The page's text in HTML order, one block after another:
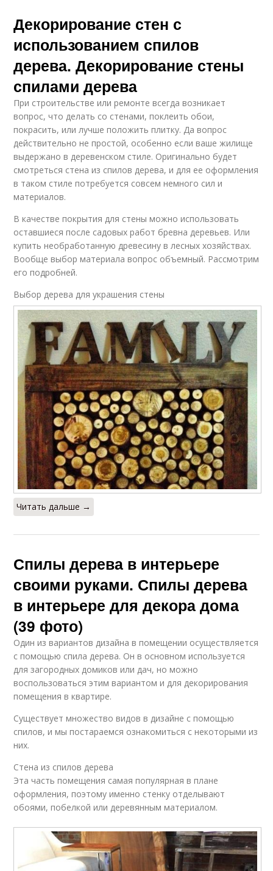
Декорирование стен с
использованием спилов
дерева. Декорирование стены
спилами дерева
При строительстве или ремонте всегда возникает
вопрос, что делать со стенами, поклеить обои,
покрасить, или лучше положить плитку. Да вопрос
действительно не простой, особенно если ваше жилище
выдержано в деревенском стиле. Оригинально будет
смотреться стена из спилов дерева, и для ее оформления
в таком стиле потребуется совсем немного сил и
материалов.
В качестве покрытия для стены можно использовать
оставшиеся после садовых работ бревна деревьев. Или
купить необработанную древесину в лесных хозяйствах.
Вообще выбор материала вопрос объемный. Рассмотрим
его подробней.
Выбор дерева для украшения стены
Читать дальше →
Спилы дерева в интерьере
своими руками. Спилы дерева
в интерьере для декора дома
(39 фото)
Один из вариантов дизайна в помещении осуществляется
с помощью спила дерева. Он в основном используется
для загородных домиков или дач, но можно
воспользоваться этим вариантом и для декорирования
помещения в квартире.
Существует множество видов в дизайне с помощью
спилов, и мы постараемся ознакомиться с некоторыми из
них.
Стена из спилов дерева
Эта часть помещения самая популярная в плане
оформления, поэтому именно стенку отделывают
обоями, побелкой или деревянным материалом.